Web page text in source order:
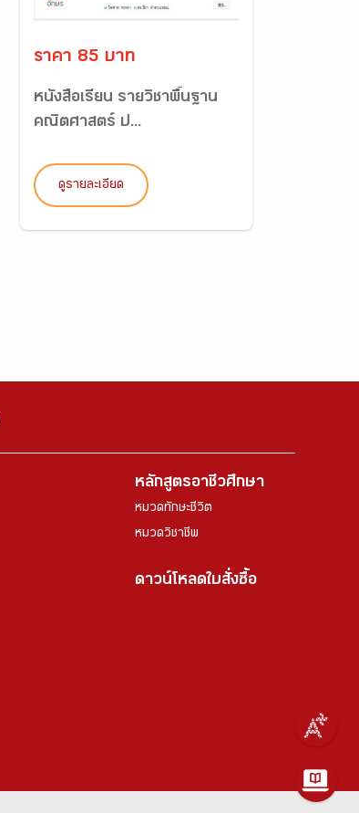
ราคา 85 บาท
หนังสือเรียน รายวิชาพื้นฐาน
คณิตศาสตร์ ป...
ดูรายละเอียด
หลักสูตรอาชีวศึกษา
หมวดทักษะชีวิต
หมวดวิชาชีพ
ดาวน์โหลดใบสั่งซื้อ